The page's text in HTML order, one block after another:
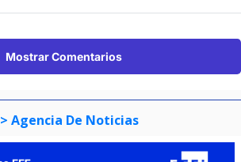
Mostrar Comentarios
> Agencia De Noticias